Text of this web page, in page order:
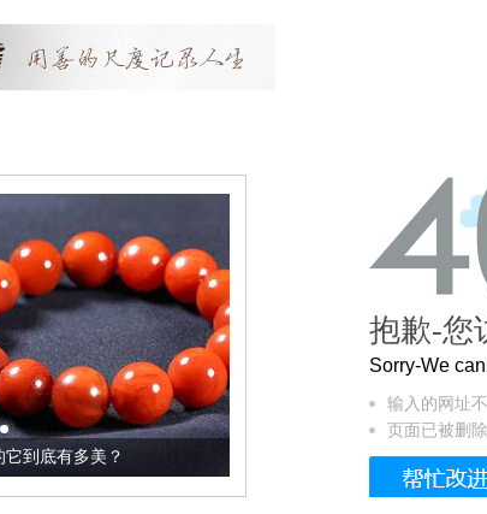
这个3.2米的长卷，还原了600
抱歉-您
Sorry-We
输入的网址
页面已被删除